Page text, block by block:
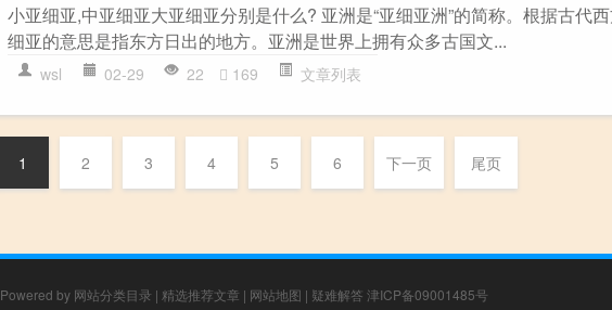
小亚细亚,中亚细亚大亚细亚分别是什么? 亚洲是“亚细亚洲”的简称。根据古代
细亚的意思是指东方日出的地方。亚洲是世界上拥有众多古国文...
wsl 02-29 22 169 文章列表
1 2 3 4 5 6 下一页 尾页
Powered by 网站分类目录 | 精选推荐文章 | 网站地图 | 疑难解答 津ICP备09001485号